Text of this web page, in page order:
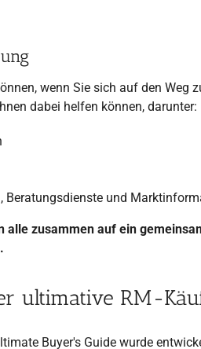
wenn Sie sich auf den Weg
dabei helfen können, darunter:
Beratungsdienste und
alle zusammen auf ein
ultimative RM-
Buyer's Guide wurde